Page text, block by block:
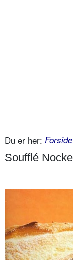
Du er her: Forside
Soufflé